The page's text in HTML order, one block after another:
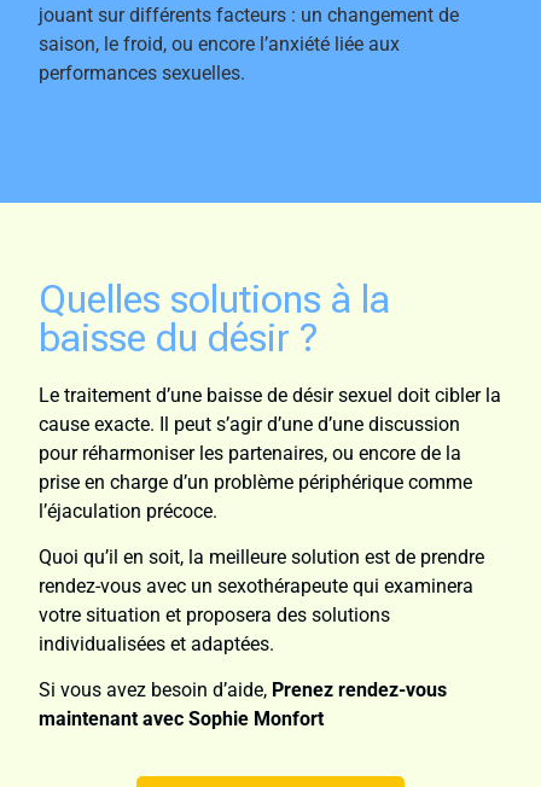
jouant sur différents facteurs : un changement de
saison, le froid, ou encore l’anxiété liée aux
performances sexuelles.
Quelles solutions à la
baisse du désir ?
Le traitement d’une baisse de désir sexuel doit cibler la
cause exacte. Il peut s’agir d’une d’une discussion
pour réharmoniser les partenaires, ou encore de la
prise en charge d’un problème périphérique comme
l’éjaculation précoce.
Quoi qu’il en soit, la meilleure solution est de prendre
rendez-vous avec un sexothérapeute qui examinera
votre situation et proposera des solutions
individualisées et adaptées.
Si vous avez besoin d’aide, Prenez rendez-vous
maintenant avec Sophie Monfort